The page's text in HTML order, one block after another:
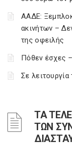
ΑΑΔΕ:
ακινήτων –
της οφειλής
Πόθεν έσχες
Σε
ΤΑ
ΤΩΝ